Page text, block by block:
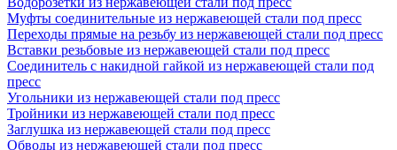
Муфты соединительные из нержавеющей стали под пресс
Переходы прямые на резьбу из нержавеющей стали под пресс
Вставки резьбовые из нержавеющей стали под пресс
Соединитель с накидной гайкой из нержавеющей стали под
пресс
Угольники из нержавеющей стали под пресс
Тройники из нержавеющей стали под пресс
Заглушка из нержавеющей стали под пресс
Обводы из нержавеющей стали под пресс